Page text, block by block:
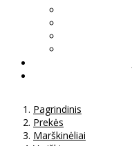
Pagrindinis
Prekės
Marškinėliai